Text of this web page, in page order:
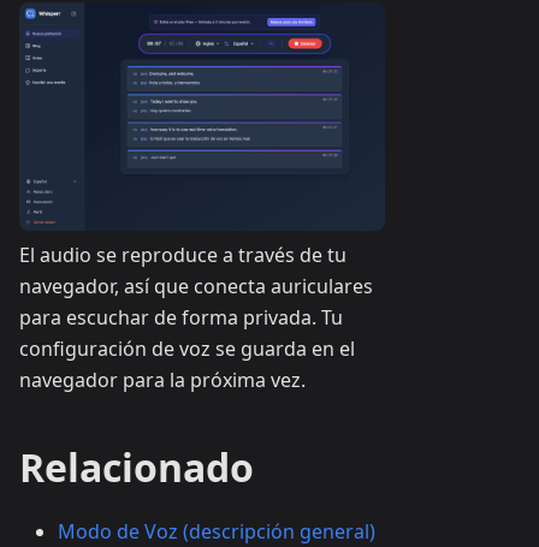
El audio se reproduce a través de tu
navegador, así que conecta auriculares
para escuchar de forma privada. Tu
configuración de voz se guarda en el
navegador para la próxima vez.
Relacionado
Modo de Voz (descripción general)